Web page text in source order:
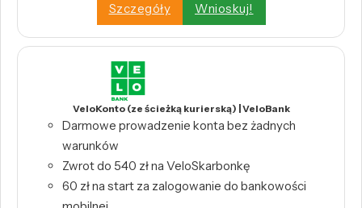
Szczegóły
Wnioskuj!
VeloKonto (ze ścieżką kurierską) | VeloBank
Darmowe prowadzenie konta bez żadnych
warunków
Zwrot do 540 zł na VeloSkarbonkę
60 zł na start za zalogowanie do bankowości